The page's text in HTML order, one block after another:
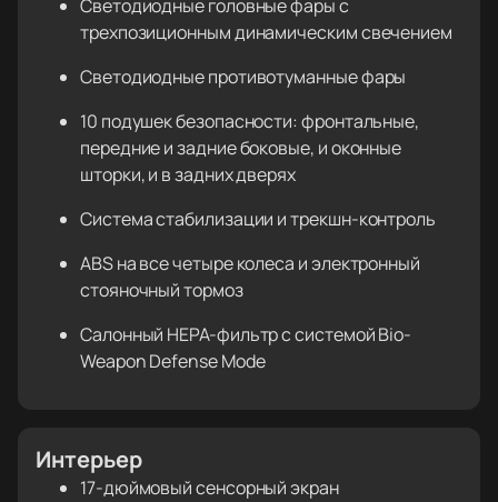
Светодиодные головные фары с
трехпозиционным динамическим свечением
Светодиодные противотуманные фары
10 подушек безопасности: фронтальные,
передние и задние боковые, и оконные
шторки, и в задних дверях
Система стабилизации и трекшн-контроль
ABS на все четыре колеса и электронный
стояночный тормоз
Салонный HEPA-фильтр с системой Bio-
Weapon Defense Mode
Интерьер
17-дюймовый сенсорный экран